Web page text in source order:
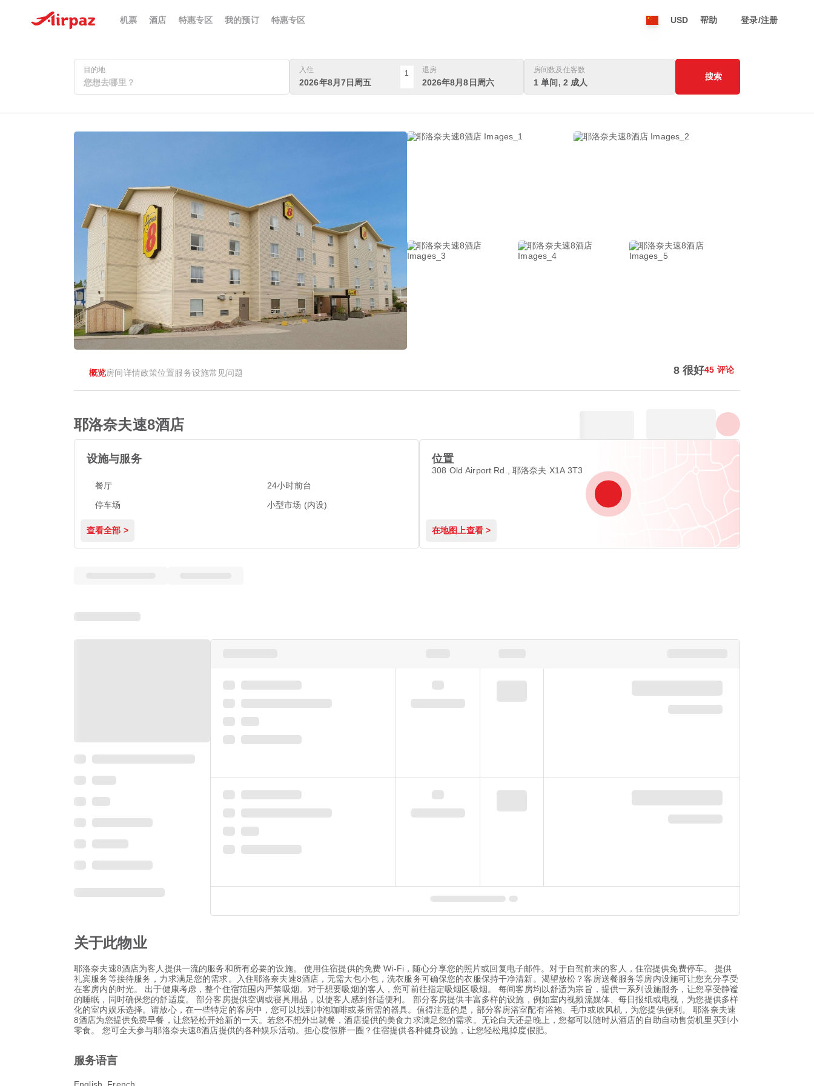
机票 酒店 特惠专区 我的预订 特惠专区 USD 帮助 登录/注册
目的地 入住
2026年8月7日周五
1 退房
2026年8月8日周六
房间数及住客数
1 单间, 2 成人
搜索
概览房间详情政策位置服务设施常见问题 8 很好45 评论
耶洛奈夫速8酒店
设施与服务
餐厅
24小时前台
停车场
小型市场 (内设)
查看全部 >
位置
308 Old Airport Rd., 耶洛奈夫 X1A 3T3
在地图上查看 >
关于此物业
耶洛奈夫速8酒店为客人提供一流的服务和所有必要的设施。 使用住宿提供的免费 Wi-Fi，随心分享您的照片或回复电子邮件。对于自驾前来的客人，住宿提供免费停车。 提供
礼宾服务等接待服务，力求满足您的需求。入住耶洛奈夫速8酒店，无需大包小包，洗衣服务可确保您的衣服保持干净清新。渴望放松？客房送餐服务等房内设施可让您充分享受
在客房内的时光。 出于健康考虑，整个住宿范围内严禁吸烟。对于想要吸烟的客人，您可前往指定吸烟区吸烟。 每间客房均以舒适为宗旨，提供一系列设施服务，让您享受静谧
的睡眠，同时确保您的舒适度。 部分客房提供空调或寝具用品，以使客人感到舒适便利。 部分客房提供丰富多样的设施，例如室内视频流媒体、每日报纸或电视，为您提供多样
化的室内娱乐选择。请放心，在一些特定的客房中，您可以找到冲泡咖啡或茶所需的器具。值得注意的是，部分客房浴室配有浴袍、毛巾或吹风机，为您提供便利。 耶洛奈夫速
8酒店为您提供免费早餐，让您轻松开始新的一天。若您不想外出就餐，酒店提供的美食力求满足您的需求。无论白天还是晚上，您都可以随时从酒店的自助自动售货机里买到小
零食。 您可全天参与耶洛奈夫速8酒店提供的各种娱乐活动。担心度假胖一圈？住宿提供各种健身设施，让您轻松甩掉度假肥。
服务语言